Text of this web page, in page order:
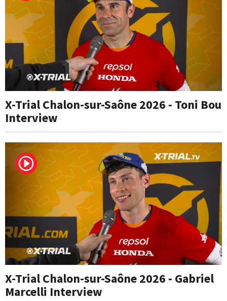
X-Trial Chalon-sur-Saône 2026 - Toni Bou
Interview
X-Trial Chalon-sur-Saône 2026 - Gabriel
Marcelli Interview